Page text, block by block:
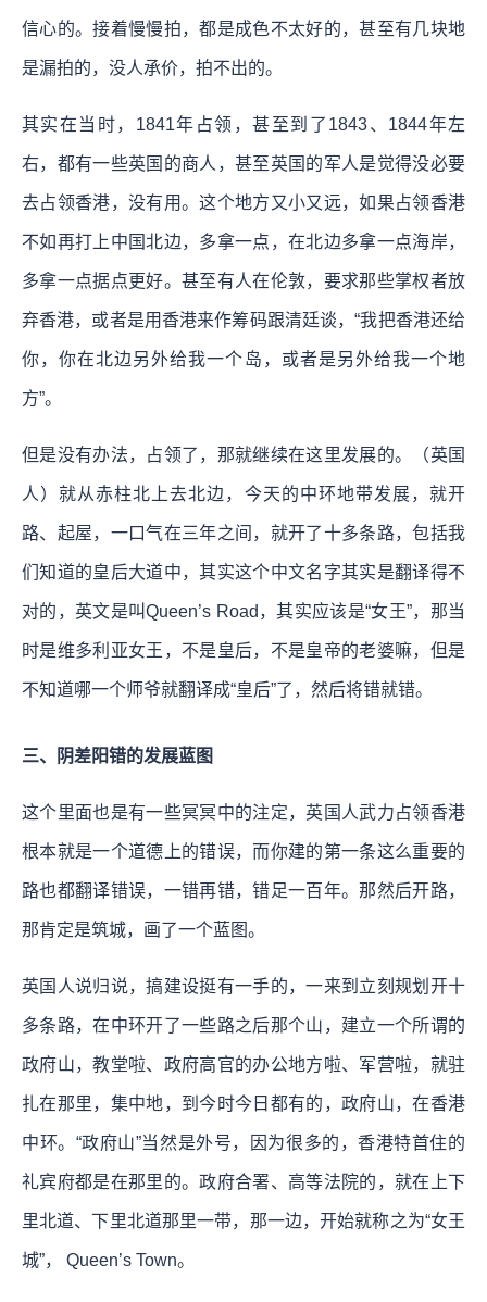
信心的。接着慢慢拍，都是成色不太好的，甚至有几块地
是漏拍的，没人承价，拍不出的。
其实在当时，1841年占领，甚至到了1843、1844年左
右，都有一些英国的商人，甚至英国的军人是觉得没必要
去占领香港，没有用。这个地方又小又远，如果占领香港
不如再打上中国北边，多拿一点，在北边多拿一点海岸，
多拿一点据点更好。甚至有人在伦敦，要求那些掌权者放
弃香港，或者是用香港来作筹码跟清廷谈，“我把香港还给
你，你在北边另外给我一个岛，或者是另外给我一个地
方”。
但是没有办法，占领了，那就继续在这里发展的。（英国
人）就从赤柱北上去北边，今天的中环地带发展，就开
路、起屋，一口气在三年之间，就开了十多条路，包括我
们知道的皇后大道中，其实这个中文名字其实是翻译得不
对的，英文是叫Queen’s Road，其实应该是“女王”，那当
时是维多利亚女王，不是皇后，不是皇帝的老婆嘛，但是
不知道哪一个师爷就翻译成“皇后”了，然后将错就错。
三、阴差阳错的发展蓝图
这个里面也是有一些冥冥中的注定，英国人武力占领香港
根本就是一个道德上的错误，而你建的第一条这么重要的
路也都翻译错误，一错再错，错足一百年。那然后开路，
那肯定是筑城，画了一个蓝图。
英国人说归说，搞建设挺有一手的，一来到立刻规划开十
多条路，在中环开了一些路之后那个山，建立一个所谓的
政府山，教堂啦、政府高官的办公地方啦、军营啦，就驻
扎在那里，集中地，到今时今日都有的，政府山，在香港
中环。“政府山”当然是外号，因为很多的，香港特首住的
礼宾府都是在那里的。政府合署、高等法院的，就在上下
里北道、下里北道那里一带，那一边，开始就称之为“女王
城”， Queen’s Town。